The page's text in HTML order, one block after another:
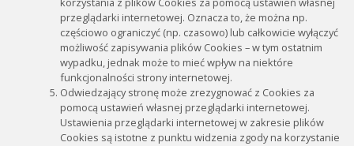
przeglądarki internetowej. Oznacza to, że można np.
częściowo ograniczyć (np. czasowo) lub całkowicie wyłączyć
możliwość zapisywania plików Cookies – w tym ostatnim
wypadku, jednak może to mieć wpływ na niektóre
funkcjonalności strony internetowej.
Odwiedzający stronę może zrezygnować z Cookies za
pomocą ustawień własnej przeglądarki internetowej.
Ustawienia przeglądarki internetowej w zakresie plików
Cookies są istotne z punktu widzenia zgody na korzystanie